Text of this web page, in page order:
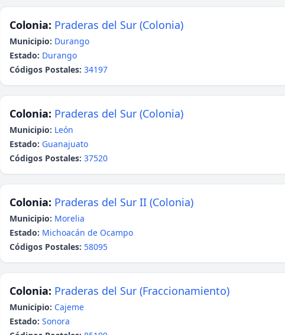
Colonia: Praderas del Sur (Colonia)
Municipio: Durango
Estado: Durango
Códigos Postales: 34197
Colonia: Praderas del Sur (Colonia)
Municipio: León
Estado: Guanajuato
Códigos Postales: 37520
Colonia: Praderas del Sur II (Colonia)
Municipio: Morelia
Estado: Michoacán de Ocampo
Códigos Postales: 58095
Colonia: Praderas del Sur (Fraccionamiento)
Municipio: Cajeme
Estado: Sonora